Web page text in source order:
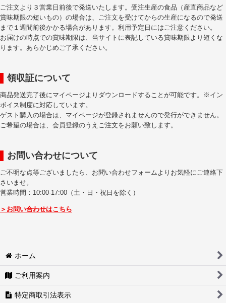
ご注文より３営業日前後で発送いたします。受注生産の食品（産直商品など
賞味期限の短いもの）の場合は、ご注文を受けてからの生産になるので発送
まで１週間前後かかる場合があります。利用予定日にはご注意ください。
お届けの時点での賞味期限は、当サイトに表記している賞味期限より短くな
ります。あらかじめご了承ください。
領収証について
商品発送完了後にマイページよりダウンロードすることが可能です。※イン
ボイス制度に対応しています。
ゲスト購入の場合は、マイページが登録されませんので発行ができません。
ご希望の場合は、会員登録のうえご注文をお願い致します。
お問い合わせについて
ご不明な点等ございましたら、お問い合わせフォームよりお気軽にご連絡下
さいませ。
営業時間：10:00-17:00（土・日・祝日を除く）
＞お問い合わせはこちら
ホーム
ご利用案内
特定商取引法表示